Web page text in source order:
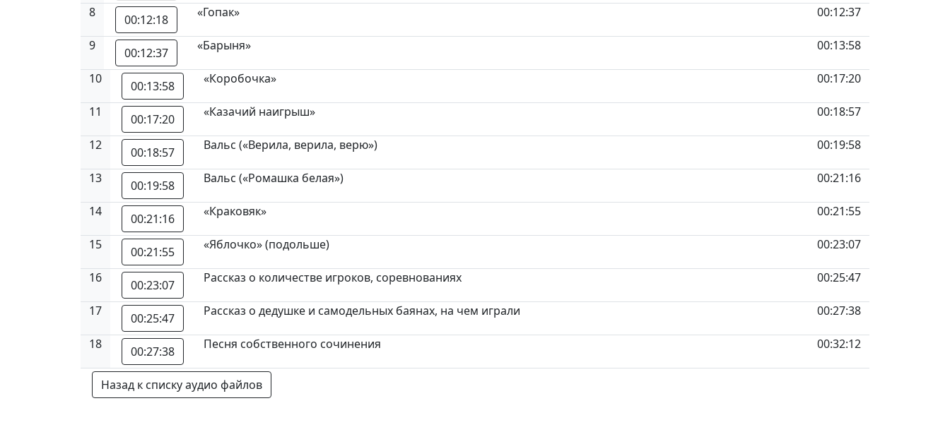
8 00:12:18 «Гопак» 00:12:37
9 00:12:37 «Барыня» 00:13:58
10 00:13:58 «Коробочка» 00:17:20
11 00:17:20 «Казачий наигрыш» 00:18:57
12 00:18:57 Вальс («Верила, верила, верю») 00:19:58
13 00:19:58 Вальс («Ромашка белая») 00:21:16
14 00:21:16 «Краковяк» 00:21:55
15 00:21:55 «Яблочко» (подольше) 00:23:07
16 00:23:07 Рассказ о количестве игроков, соревнованиях 00:25:47
17 00:25:47 Рассказ о дедушке и самодельных баянах, на чем играли 00:27:38
18 00:27:38 Песня собственного сочинения 00:32:12
Назад к списку аудио файлов